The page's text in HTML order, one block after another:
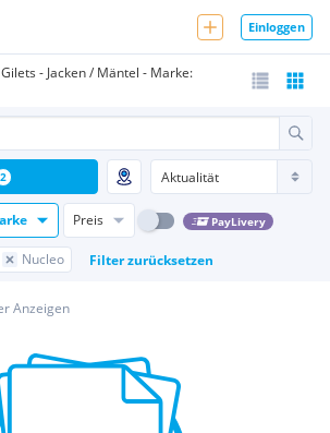
Einloggen
- Jacken / Mäntel - Marke:
Preis PayLivery
Nucleo Filter zurücksetzen
2
Anzeigen